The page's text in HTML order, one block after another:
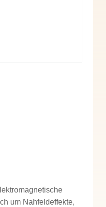
um Nahfeldeffekte,